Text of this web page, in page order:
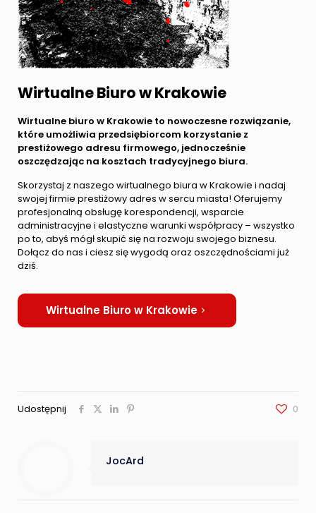
Wirtualne Biuro w Krakowie
Wirtualne biuro w Krakowie to nowoczesne rozwiązanie,
które umożliwia przedsiębiorcom korzystanie z
prestiżowego adresu firmowego, jednocześnie
oszczędzając na kosztach tradycyjnego biura.
Skorzystaj z naszego wirtualnego biura w Krakowie i nadaj
swojej firmie prestiżowy adres w sercu miasta! Oferujemy
profesjonalną obsługę korespondencji, wsparcie
administracyjne i elastyczne warunki współpracy – wszystko
po to, abyś mógł skupić się na rozwoju swojego biznesu.
Dołącz do nas i ciesz się wygodą oraz oszczędnościami już
dziś.
Wirtualne Biuro w Krakowie
Udostępnij 0
JocArd